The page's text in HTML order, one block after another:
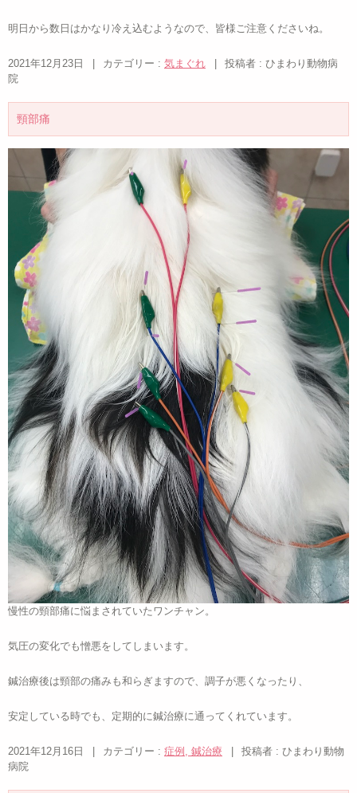
明日から数日はかなり冷え込むようなので、皆様ご注意くださいね。
2021年12月23日 カテゴリー : 気まぐれ
投稿者 : ひまわり動物病
院
頸部痛
慢性の頸部痛に悩まされていたワンチャン。
気圧の変化でも憎悪をしてしまいます。
鍼治療後は頸部の痛みも和らぎますので、調子が悪くなったり、
安定している時でも、定期的に鍼治療に通ってくれています。
2021年12月16日 | カテゴリー : 症例, 鍼治療 |
投稿者 : ひまわり動物
病院